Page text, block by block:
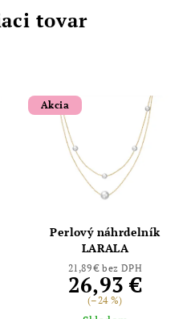
tovar
Akcia
Perlový náhrdelník
LARALA
21,89 € bez DPH
26,93 €
(–24 %)